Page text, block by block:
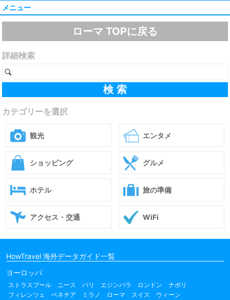
メニュー
ローマ TOPに戻る
詳細検索
カテゴリーを選択
観光 エンタメ
ショッピング グルメ
ホテル 旅の準備
アクセス・交通 WiFi
HowTravel 海外データガイド一覧
ヨーロッパ
ストラスブール ニース パリ エジンバラ ロンドン
ナポリ
フィレンツェ
ベネチア ミラノ ローマ スイス
ウィーン